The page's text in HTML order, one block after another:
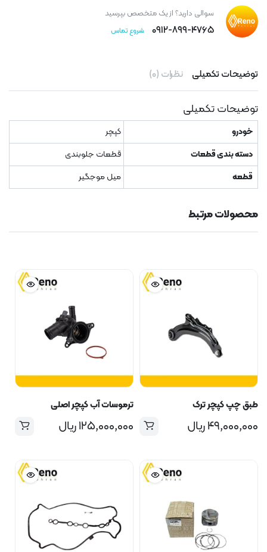
سوالی دارید؟ از یک متخصص بپرسید
۰۹۱۲-۸۹۹-۴۷۶۵ شروع تماس
توضیحات تکمیلی نظرات (۰)
توضیحات تکمیلی
خودرو
کپچر
دسته بندی قطعات
قطعات جلوبندی
قطعه
میل موجگیر
محصولات مرتبط
طبق چپ کپچر ترک
۴۹,۰۰۰,۰۰۰ریال
ترموسات آب کپچر اصلی
۱۲۵,۰۰۰,۰۰۰ریال